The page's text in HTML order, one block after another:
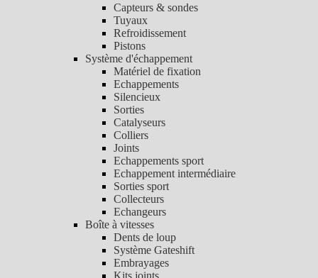
Capteurs & sondes
Tuyaux
Refroidissement
Pistons
Système d'échappement
Matériel de fixation
Echappements
Silencieux
Sorties
Catalyseurs
Colliers
Joints
Echappements sport
Echappement intermédiaire
Sorties sport
Collecteurs
Echangeurs
Boîte à vitesses
Dents de loup
Système Gateshift
Embrayages
Kits joints